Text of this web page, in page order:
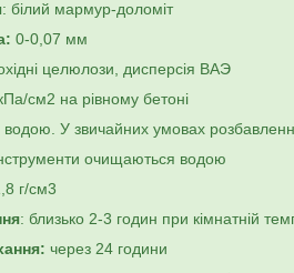
: білий мармур-доломіт
0-0,07 мм
целюлози, дисперсія ВАЭ
см2 на рівному бетоні
водою. У звичайних умовах
очищаються водою
г/см3
: близько 2-3 годин при кімнатній
через 24 години